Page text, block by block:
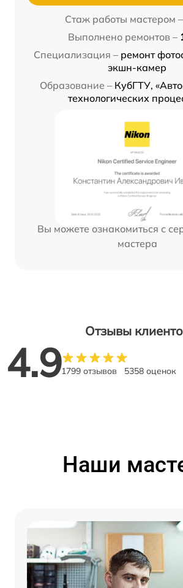
Стаж работы мастером –
Выполнено ремонтов –
Специализация – ремонт
экшн-камер
Образование – КубГТУ,
технологических
Вы можете ознакомиться с
мастера
Отзывы
4.91799 отзывов 5358 оценок
Наши